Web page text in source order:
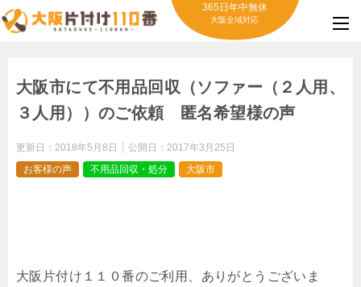
365日年中無休
大阪全域対応
大阪市にて不用品回収（ソファー（２人用、
３人用））のご依頼 匿名希望様の声
更新日： 2018年5月8日 公開日： 2017年3月25日
お客様の声
不用品回収・処分 大阪市
大阪片付け１１０番のご利用、ありがとうございま